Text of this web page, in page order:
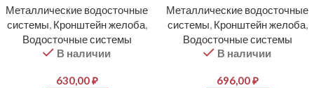
Металлические водосточные
системы, Кронштейн желоба,
Водосточные системы
В наличии
630,00₽
Металлические водосточные
системы, Кронштейн желоба,
Водосточные системы
В наличии
696,00₽